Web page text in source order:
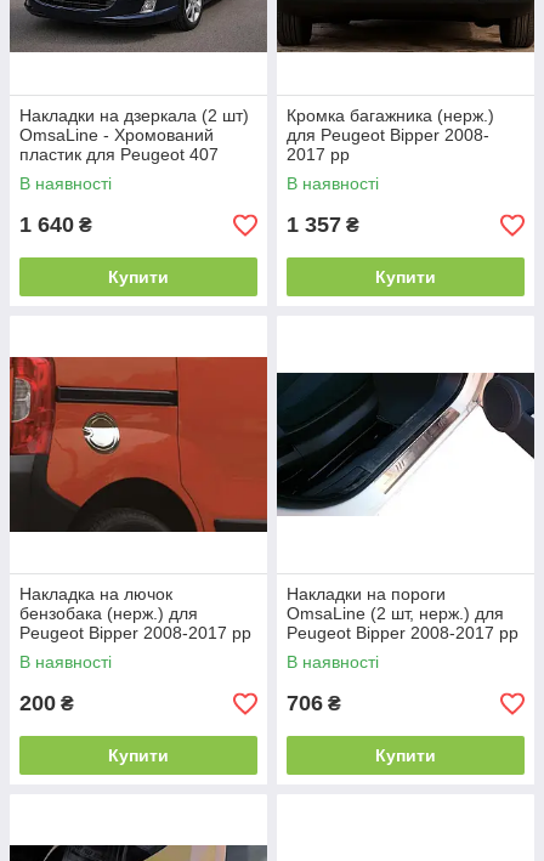
Накладки на дзеркала (2 шт)
OmsaLine - Хромований
пластик для Peugeot 407
2004-2011 рр
В наявності
1 640 ₴
Купити
Кромка багажника (нерж.)
для Peugeot Bipper 2008-
2017 рр
В наявності
1 357 ₴
Купити
Накладка на лючок
бензобака (нерж.) для
Peugeot Bipper 2008-2017 рр
В наявності
200 ₴
Купити
Накладки на пороги
OmsaLine (2 шт, нерж.) для
Peugeot Bipper 2008-2017 рр
В наявності
706 ₴
Купити